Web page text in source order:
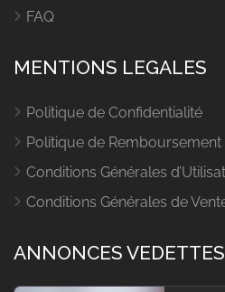
FAQ
MENTIONS LEGALES
Politique de Confidentialité
Politique de Remboursement
Conditions Générales
Conditions Générales de
ANNONCES VEDETTES